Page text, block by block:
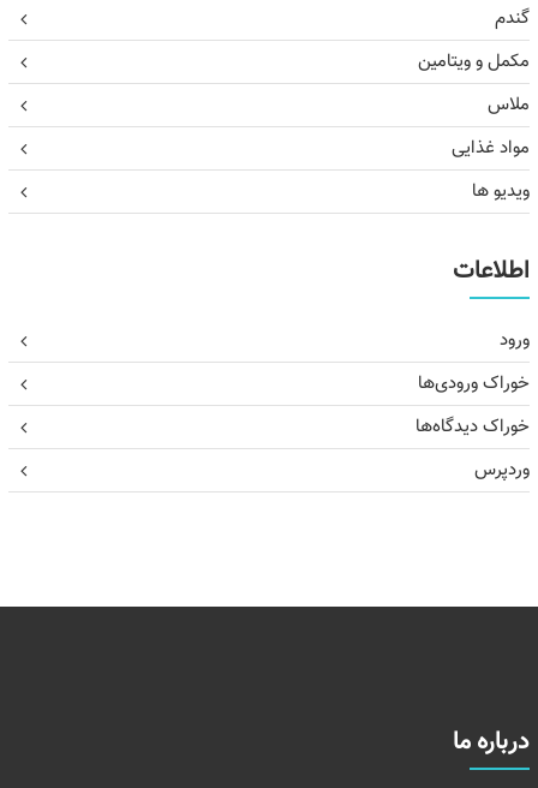
گندم
مکمل و ویتامین
ملاس
مواد غذایی
ویدیو ها
اطلاعات
ورود
خوراک ورودی‌ها
خوراک دیدگاه‌ها
وردپرس
درباره ما